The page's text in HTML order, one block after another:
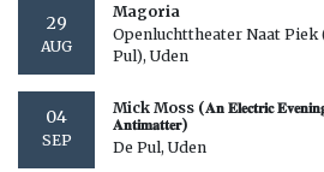
29
AUG
Magoria
Openluchttheater Naat
Pul), Uden
04
SEP
Mick Moss (𝐀𝐧 𝐄𝐥𝐞𝐜𝐭𝐫𝐢𝐜 𝐄𝐯𝐞𝐧𝐢𝐧𝐠
𝐀𝐧𝐭𝐢𝐦𝐚𝐭𝐭𝐞𝐫)
De Pul, Uden